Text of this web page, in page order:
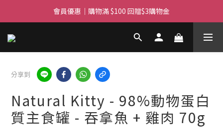
滿$450免費送貨上門 I 滿$350免運 順豐自取
會員優惠｜購物滿 $100 回贈$3購物金
滿$450免費送貨上門 I 滿$350免運 順豐自取
分享到
Natural Kitty - 98%動物蛋白
質主食罐 - 吞拿魚 + 雞肉 70g